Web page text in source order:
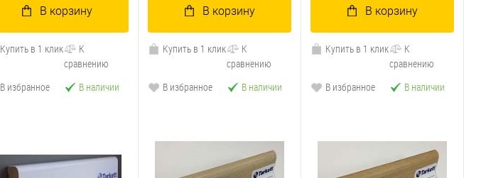
В корзину
Купить в 1 клик
К
сравнению
В избранное
В наличии
В корзину
Купить в 1 клик
К
сравнению
В избранное
В наличии
В корзину
Купить в 1 клик
К
сравнению
В избранное
В наличии